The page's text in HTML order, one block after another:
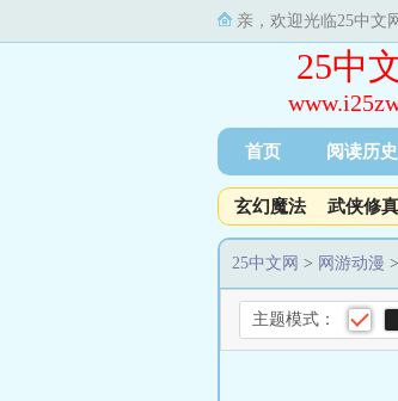
亲，欢迎光临25中文
25中
首页 阅读历史
玄幻魔法 武侠修真
25中文网 > 网游动漫 >
主题模式：